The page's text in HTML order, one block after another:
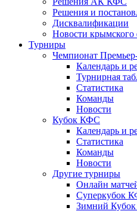
Решения и
Дисквалификации
Новости крымского
Турниры
Чемпионат
Календарь и
Турнирная
Статистика
Команды
Новости
Кубок КФС
Календарь и
Статистика
Команды
Новости
Другие турниры
Онлайн
Суперкубок
Зимний